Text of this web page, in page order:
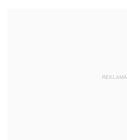
REKLAMA